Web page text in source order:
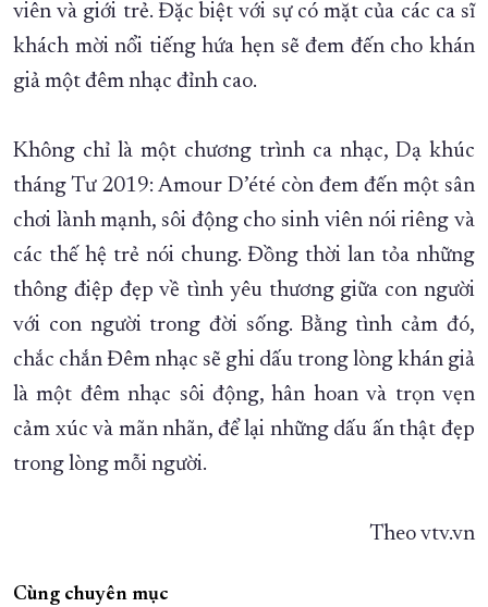
viên và giới trẻ. Đặc biệt với sự có mặt của các ca sĩ
khách mời nổi tiếng hứa hẹn sẽ đem đến cho khán
giả một đêm nhạc đỉnh cao.
Không chỉ là một chương trình ca nhạc, Dạ khúc
tháng Tư 2019: Amour D’été còn đem đến một sân
chơi lành mạnh, sôi động cho sinh viên nói riêng và
các thế hệ trẻ nói chung. Đồng thời lan tỏa những
thông điệp đẹp về tình yêu thương giữa con người
với con người trong đời sống. Bằng tình cảm đó,
chắc chắn Đêm nhạc sẽ ghi dấu trong lòng khán giả
là một đêm nhạc sôi động, hân hoan và trọn vẹn
cảm xúc và mãn nhãn, để lại những dấu ấn thật đẹp
trong lòng mỗi người.
Theo vtv.vn
Cùng chuyên mục